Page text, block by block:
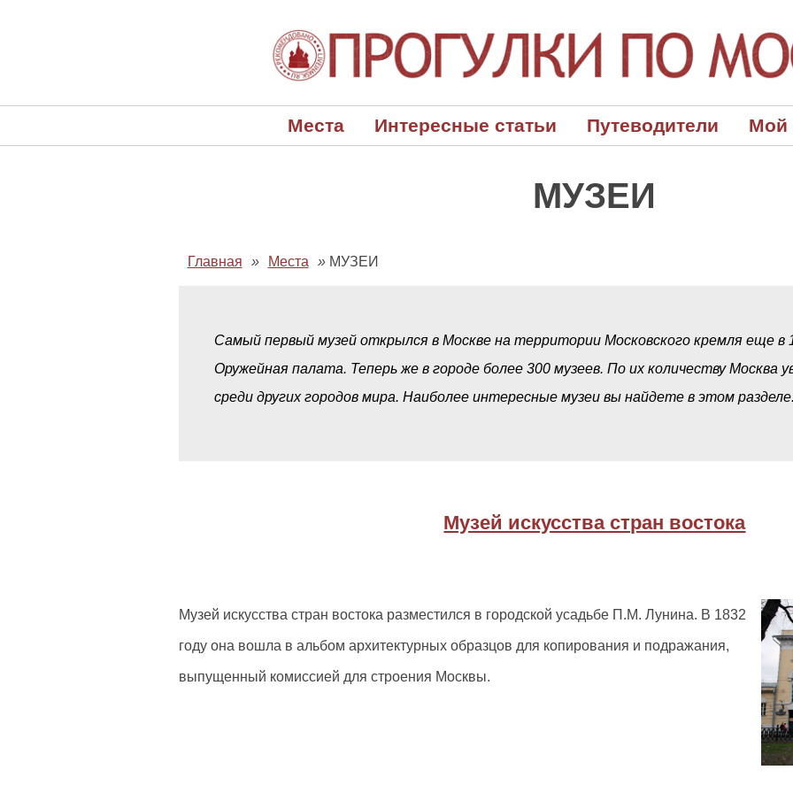
Места Интересные статьи Путеводители Мой
МУЗЕИ
Главная » Места »МУЗЕИ
Самый первый музей открылся в Москве на территории Московского кремля еще в
Оружейная палата. Теперь же в городе более 300 музеев. По их количеству Москва
среди других городов мира. Наиболее интересные музеи вы найдете в этом
Музей искусства стран востока
Музей искусства стран востока разместился в городской усадьбе П.М. Лунина. В 1832
году она вошла в альбом архитектурных образцов для копирования и подражания,
выпущенный комиссией для строения Москвы.